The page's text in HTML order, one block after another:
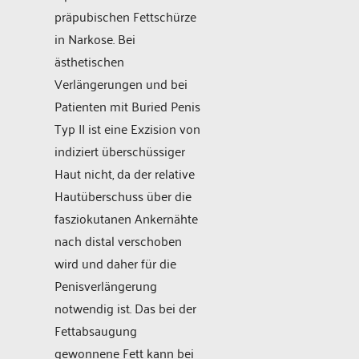
präpubischen Fettschürze
in Narkose. Bei
ästhetischen
Verlängerungen und bei
Patienten mit Buried Penis
Typ II ist eine Exzision von
indiziert überschüssiger
Haut nicht, da der relative
Hautüberschuss über die
fasziokutanen Ankernähte
nach distal verschoben
wird und daher für die
Penisverlängerung
notwendig ist. Das bei der
Fettabsaugung
gewonnene Fett kann bei